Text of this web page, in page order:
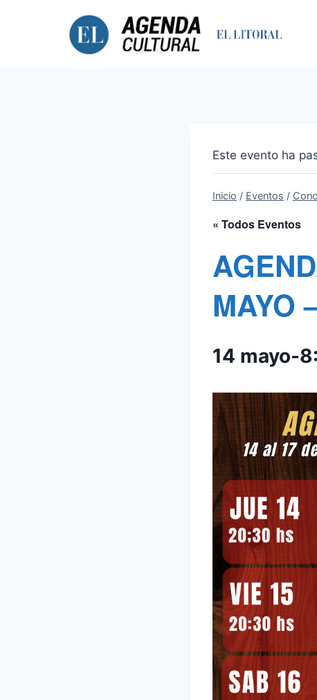
Este evento ha
Inicio / Eventos /
« Todos Eventos
MAYO
14 mayo-